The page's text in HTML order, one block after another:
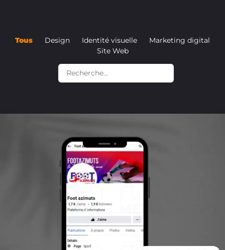
Tous Design Identité visuelle
Marketing digital
Site Web